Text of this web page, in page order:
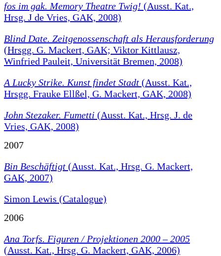
fos im gak. Memory Theatre Twig! (Ausst. Kat.,
Hrsg. J de Vries, GAK, 2008)
Blind Date. Zeitgenossenschaft als Herausforderung
(Hrsgg. G. Mackert, GAK; Viktor Kittlausz,
Winfried Pauleit, Universität Bremen, 2008)
A Lucky Strike. Kunst findet Stadt (Ausst. Kat.,
Hrsgg. Frauke Ellßel, G. Mackert, GAK, 2008)
John Stezaker. Fumetti (Ausst. Kat., Hrsg. J. de
Vries, GAK, 2008)
2007
Bin Beschäftigt (Ausst. Kat., Hrsg. G. Mackert,
GAK, 2007)
Simon Lewis (Catalogue)
2006
Ana Torfs. Figuren / Projektionen 2000 – 2005
(Ausst. Kat., Hrsg. G. Mackert, GAK, 2006)